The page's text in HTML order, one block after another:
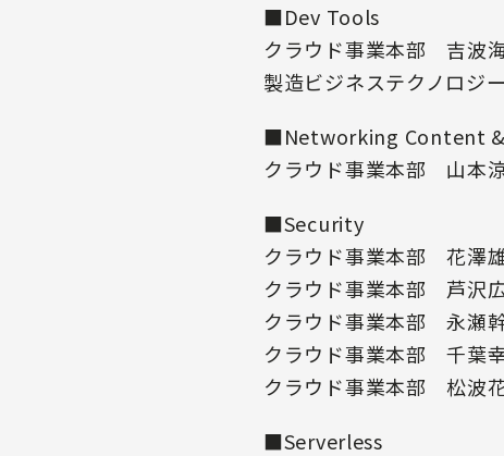
■Dev Tools
クラウド事業本部 吉波
製造ビジネステクノロ
■Networking Content
クラウド事業本部 山本
■Security
クラウド事業本部 花澤
クラウド事業本部 芦沢
クラウド事業本部 永瀬
クラウド事業本部 千葉
クラウド事業本部 松波
■Serverless